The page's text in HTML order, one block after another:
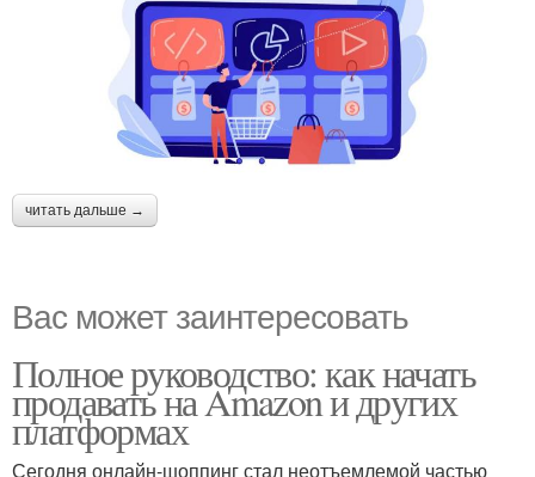
читать дальше →
Вас может заинтересовать
Полное руководство: как начать
продавать на Amazon и других
платформах
Сегодня онлайн-шоппинг стал неотъемлемой частью